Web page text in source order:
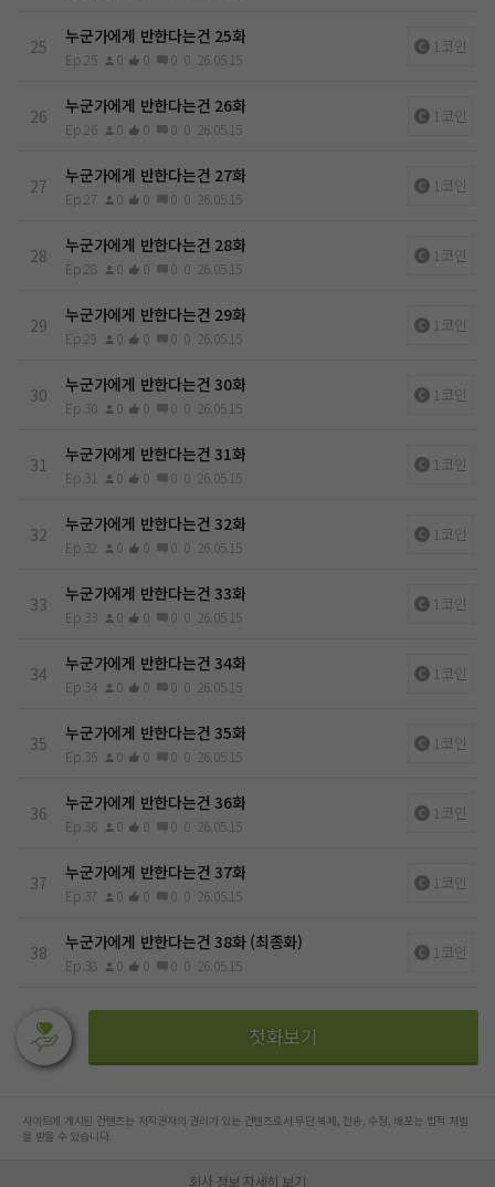
25 누군가에게 반한다는건 25화
Ep.25 0 0 0 0 26.05.15
1코인
26 누군가에게 반한다는건 26화
Ep.26 0 0 0 0 26.05.15
1코인
27 누군가에게 반한다는건 27화
Ep.27 0 0 0 0 26.05.15
1코인
28 누군가에게 반한다는건 28화
Ep.28 0 0 0 0 26.05.15
1코인
29 누군가에게 반한다는건 29화
Ep.29 0 0 0 0 26.05.15
1코인
30 누군가에게 반한다는건 30화
Ep.30 0 0 0 0 26.05.15
1코인
31 누군가에게 반한다는건 31화
Ep.31 0 0 0 0 26.05.15
1코인
32 누군가에게 반한다는건 32화
Ep.32 0 0 0 0 26.05.15
1코인
33 누군가에게 반한다는건 33화
Ep.33 0 0 0 0 26.05.15
1코인
34 누군가에게 반한다는건 34화
Ep.34 0 0 0 0 26.05.15
1코인
35 누군가에게 반한다는건 35화
Ep.35 0 0 0 0 26.05.15
1코인
36 누군가에게 반한다는건 36화
Ep.36 0 0 0 0 26.05.15
1코인
37 누군가에게 반한다는건 37화
Ep.37 0 0 0 0 26.05.15
1코인
38 누군가에게 반한다는건 38화 (최종화)
Ep.38 0 0 0 0 26.05.15
1코인
첫화보기
사이트에 게시된 컨텐츠는 저작권자의 권리가 있는 컨텐츠로서 무단 복제, 전송, 수정, 배포는 법적 처벌
을 받을 수 있습니다.
회사 정보 자세히 보기